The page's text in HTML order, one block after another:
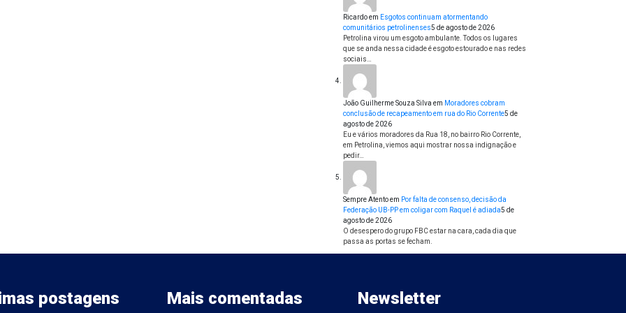
Ricardoem Esgotos continuam atormentando
comunitários petrolinenses5 de agosto de 2026
Petrolina virou um esgoto ambulante. Todos os lugares
que se anda nessa cidade é esgoto estourado e nas redes
sociais…
João Guilherme Souza Silva em Moradores cobram
conclusão de recapeamento em rua do Rio Corrente5 de
agosto de 2026
Eu e vários moradores da Rua 18, no bairro Rio Corrente,
em Petrolina, viemos aqui mostrar nossa indignação e
pedir…
Sempre Atentoem Por falta de consenso, decisão da
Federação UB-PP em coligar com Raquel é adiada5 de
agosto de 2026
O desespero do grupo FBC estar na cara, cada dia que
passa as portas se fecham.
postagens Mais comentadas Newsletter